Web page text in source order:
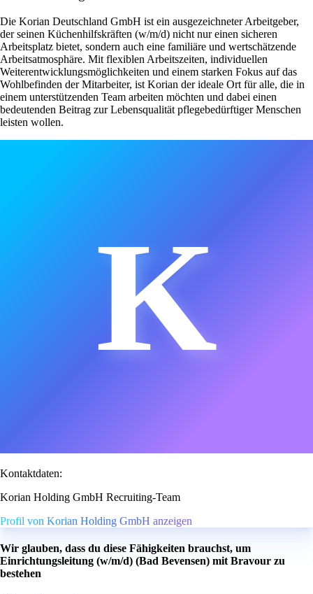
Die Korian Deutschland GmbH ist ein ausgezeichneter Arbeitgeber,
der seinen Küchenhilfskräften (w/m/d) nicht nur einen sicheren
Arbeitsplatz bietet, sondern auch eine familiäre und wertschätzende
Arbeitsatmosphäre. Mit flexiblen Arbeitszeiten, individuellen
Weiterentwicklungsmöglichkeiten und einem starken Fokus auf das
Wohlbefinden der Mitarbeiter, ist Korian der ideale Ort für alle, die in
einem unterstützenden Team arbeiten möchten und dabei einen
bedeutenden Beitrag zur Lebensqualität pflegebedürftiger Menschen
leisten wollen.
K
Kontaktdaten:
Korian Holding GmbH Recruiting-Team
Profil von Korian Holding GmbH anzeigen
Wir glauben, dass du diese Fähigkeiten brauchst, um
Einrichtungsleitung (w/m/d) (Bad Bevensen) mit Bravour zu
bestehen